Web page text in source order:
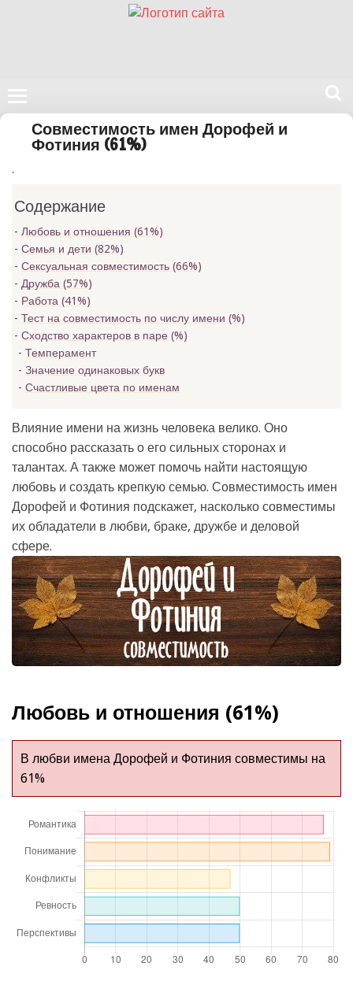
Поиск
сайте
Совместимость имен Дорофей и
Фотиния (61%)
.
Содержание
Любовь и отношения (61%)
Семья и дети (82%)
Сексуальная совместимость (66%)
Дружба (57%)
Работа (41%)
Тест на совместимость по числу имени (%)
Сходство характеров в паре (%)
Темперамент
Значение одинаковых букв
Счастливые цвета по именам
Влияние имени на жизнь человека велико. Оно
способно рассказать о его сильных сторонах и
талантах. А также может помочь найти настоящую
любовь и создать крепкую семью. Совместимость имен
Дорофей и Фотиния подскажет, насколько совместимы
их обладатели в любви, браке, дружбе и деловой
сфере.
Любовь и отношения (61%)
В любви имена Дорофей и Фотиния совместимы на
61%